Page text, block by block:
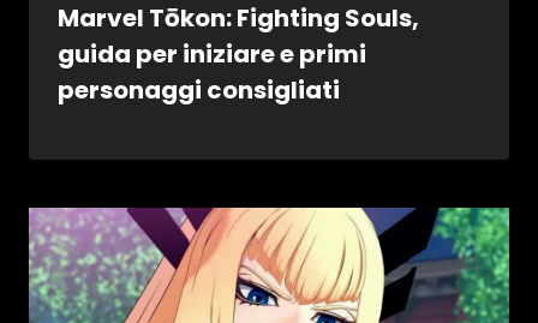
Marvel Tōkon: Fighting Souls,
guida per iniziare e primi
personaggi consigliati